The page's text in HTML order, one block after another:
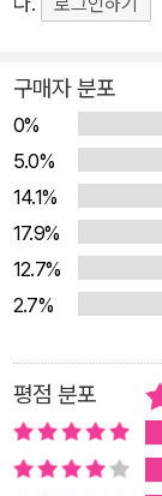
뚫어보고 그 체제
면한 이때 삶의
되어줄 것이다. 시간은 본래 무엇을 위한 것이었을까 시간을 어떻
게 써야 할지에 관
는 고대 그리스
다. 현대인들은 ‘
지키려 하지만, 이
난이라는 조건에
인식해 기피했다.
간을 썼다. ‘일’
적·지적·정서적
발전시키는 활동
다. 저자는 이와
구매자 분포
0%
5.0%
14.1%
17.9%
12.7%
2.7%
평점 분포